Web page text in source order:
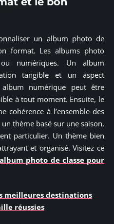
un album photo de
format. Les albums photo
numériques. Un album
tangible et un aspect
album numérique peut être
à tout moment. Ensuite, le
cohérence à l’ensemble des
thème basé sur une saison,
particulier. Un thème bien
et organisé. Visitez ce
album photo de classe pour
meilleures destinations
réussies